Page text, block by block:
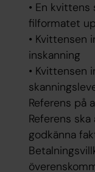
• En
filformatet
• Kvittensen
inskanning
• Kvittensen
Referens på
Referens
godkänna